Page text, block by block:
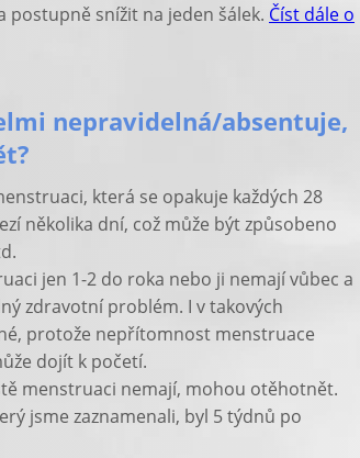
postupně snížit na jeden šálek. Číst dále o
nepravidelná/absentuje,
která se opakuje každých 28
několika dní, což může být způsobeno
jen 1-2 do roka nebo ji nemají vůbec a
zdravotní problém. I v takových
protože nepřítomnost menstruace
dojít k početí.
menstruaci nemají, mohou otěhotnět.
jsme zaznamenali, byl 5 týdnů po